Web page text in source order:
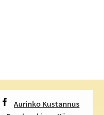
Aurinko Kustannus